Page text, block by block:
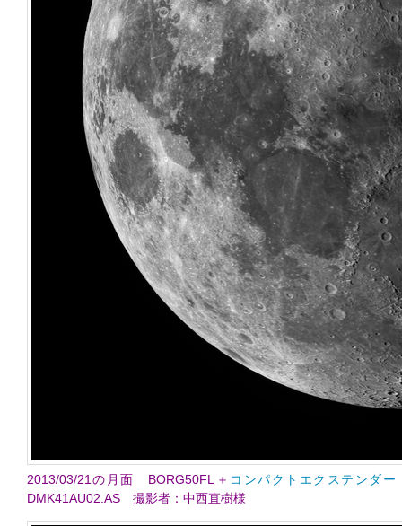
2013/03/21の月面 BORG50FL＋ コンパクトエクステンダー
DMK41AU02.AS 撮影者：中西直樹様